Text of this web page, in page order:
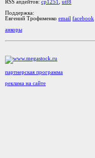
RSS апдейтов: cp1251
utf8
Поддержка:
Евгений Трофименко email facebook
анкоры
партнерская программа
реклама на сайте